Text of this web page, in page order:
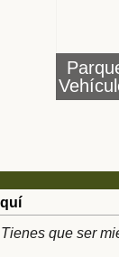
que ser